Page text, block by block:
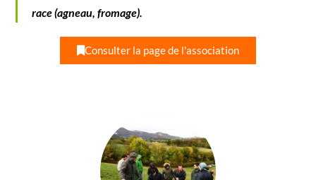
race (agneau, fromage).
Consulter la page de l'association